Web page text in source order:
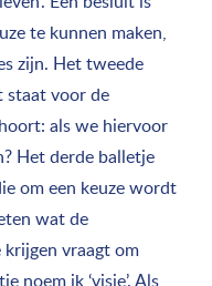
te kunnen maken,
zijn. Het tweede
staat voor de
als we hiervoor
Het derde balletje
om een keuze wordt
wat de
vraagt om
noem ik ‘visie’. Als